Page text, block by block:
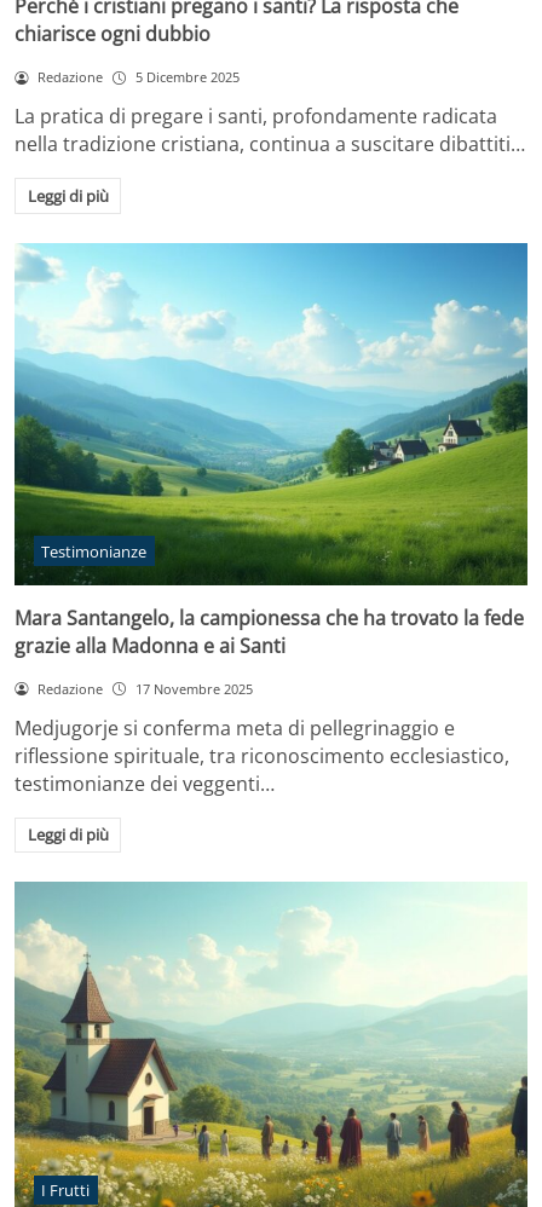
Perché i cristiani pregano i santi? La risposta che
chiarisce ogni dubbio
Redazione 5 Dicembre 2025
La pratica di pregare i santi, profondamente radicata
nella tradizione cristiana, continua a suscitare dibattiti…
Leggi di più
Testimonianze
Mara Santangelo, la campionessa che ha trovato la fede
grazie alla Madonna e ai Santi
Redazione 17 Novembre 2025
Medjugorje si conferma meta di pellegrinaggio e
riflessione spirituale, tra riconoscimento ecclesiastico,
testimonianze dei veggenti…
Leggi di più
I Frutti